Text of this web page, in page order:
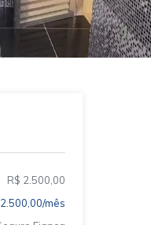
R$ 2.500,00
mês